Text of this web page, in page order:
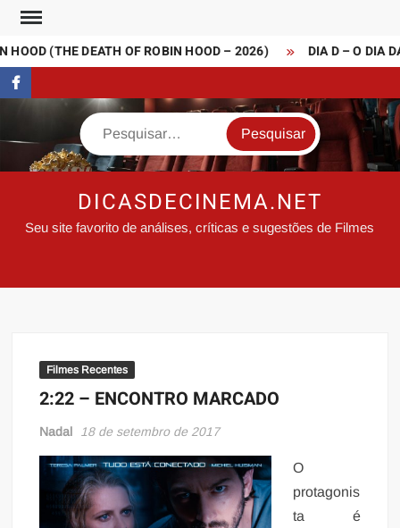
Skip
content(THE DEATH OF ROBIN HOOD – 2026) DIA D – O DIA
FaceBook
Search
DICASDECINEMA.NET
Seu site favorito de análises, críticas e sugestões de Filmes
Filmes Recentes
2:22 – ENCONTRO MARCADO
Nadal 18 de setembro de 2017
O
protagonis
ta é